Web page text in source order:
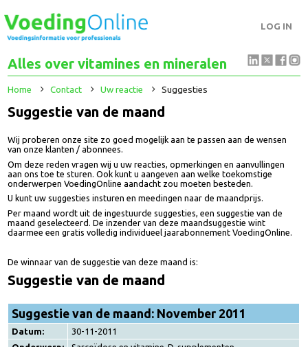
LOG IN
Alles over vitamines en mineralen
Home Contact Uw reactie Suggesties
Suggestie van de maand
Wij proberen onze site zo goed mogelijk aan te passen aan de wensen
van onze klanten / abonnees.
Om deze reden vragen wij u uw reacties, opmerkingen en aanvullingen
aan ons toe te sturen. Ook kunt u aangeven aan welke toekomstige
onderwerpen VoedingOnline aandacht zou moeten besteden.
U kunt uw suggesties insturen en meedingen naar de maandprijs.
Per maand wordt uit de ingestuurde suggesties, een suggestie van de
maand geselecteerd. De inzender van deze maandsuggestie wint
De winnaar van de suggestie van deze maand is:
Suggestie van de maand: November 2011